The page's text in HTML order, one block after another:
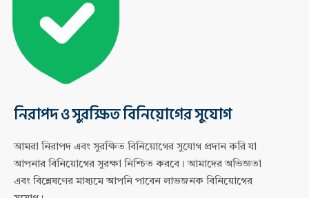
নিরাপদ ও সুরক্ষিত বিনিয়োগের সুযোগ
আমরা নিরাপদ এবং সুরক্ষিত বিনিয়োগের সুযোগ প্রদান করি যা
আপনার বিনিয়োগের সুরক্ষা নিশ্চিত করবে। আমাদের অভিজ্ঞতা
এবং বিশ্লেষণের মাধ্যমে আপনি পাবেন লাভজনক বিনিয়োগের